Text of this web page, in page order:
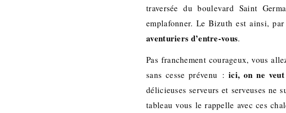
traversée du boulevard Saint
emplafonner. Le Bizuth est ainsi,
aventuriers d’entre-vous.
Pas franchement courageux, vous
sans cesse prévenu :ici, on ne
délicieuses serveurs et serveuses ne
tableau vous le rappelle avec ces